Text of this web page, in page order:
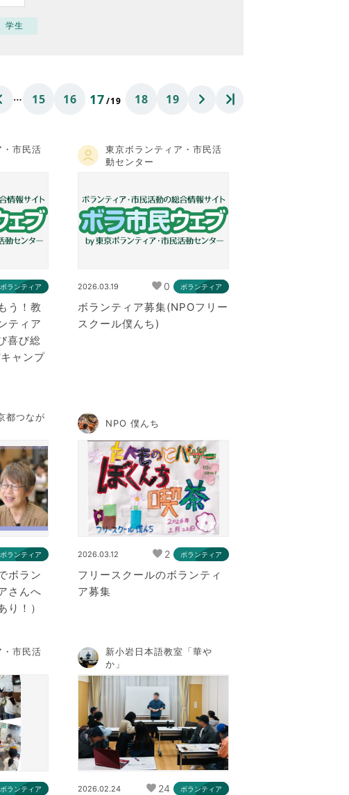
学生
… 15 16 17/19 18 19
市民活
ボランティア
う！教
ティア
喜び総
ャンプ
東京ボランティア・市民活
動センター
2026.03.19 0 ボランティア
ボランティア募集(NPOフリー
スクール僕んち)
都つなが
ボランティア
ボラン
さんへ
り！）
NPO 僕んち
2026.03.12 2 ボランティア
フリースクールのボランティ
ア募集
市民活
ボランティア
新小岩日本語教室「華や
か」
2026.02.24 24 ボランティア